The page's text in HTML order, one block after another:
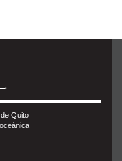
Quito